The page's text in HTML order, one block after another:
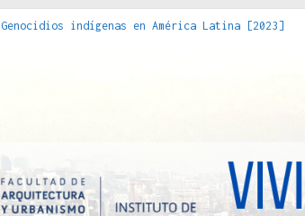
Genocidios indígenas en América Latina [2023]